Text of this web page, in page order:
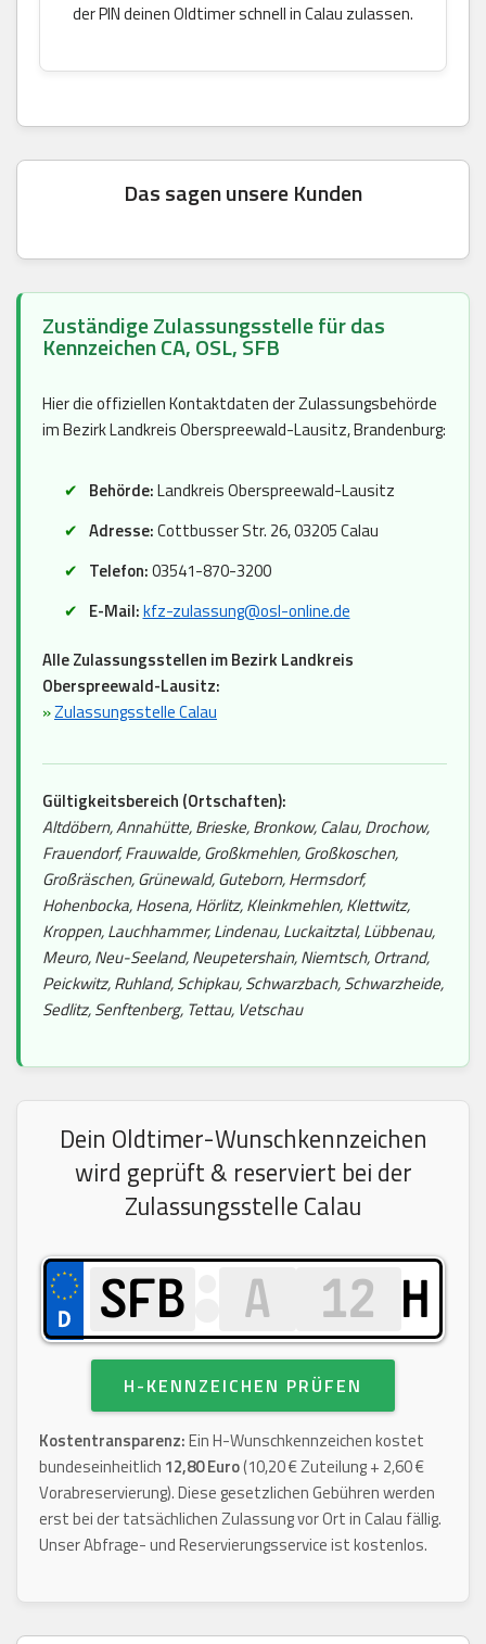
der PIN deinen Oldtimer schnell in Calau zulassen.
Das sagen unsere Kunden
Zuständige Zulassungsstelle für das
Kennzeichen CA, OSL, SFB
Hier die offiziellen Kontaktdaten der Zulassungsbehörde
im Bezirk Landkreis Oberspreewald-Lausitz, Brandenburg:
Behörde:Landkreis Oberspreewald-Lausitz
Adresse:Cottbusser Str. 26, 03205 Calau
Telefon:03541-870-3200
E-Mail:kfz-zulassung@osl-online.de
Alle Zulassungsstellen im Bezirk Landkreis
Oberspreewald-Lausitz:
»Zulassungsstelle Calau
Gültigkeitsbereich (Ortschaften):
Altdöbern, Annahütte, Brieske, Bronkow, Calau, Drochow,
Frauendorf, Frauwalde, Großkmehlen, Großkoschen,
Großräschen, Grünewald, Guteborn, Hermsdorf,
Hohenbocka, Hosena, Hörlitz, Kleinkmehlen, Klettwitz,
Kroppen, Lauchhammer, Lindenau, Luckaitztal, Lübbenau,
Meuro, Neu-Seeland, Neupetershain, Niemtsch, Ortrand,
Peickwitz, Ruhland, Schipkau, Schwarzbach, Schwarzheide,
Sedlitz, Senftenberg, Tettau, Vetschau
Dein Oldtimer-Wunschkennzeichen
wird geprüft & reserviert bei der
Zulassungsstelle Calau
H
H-KENNZEICHEN PRÜFEN
Kostentransparenz:Ein H-Wunschkennzeichen kostet
bundeseinheitlich 12,80 Euro(10,20 € Zuteilung + 2,60 €
Vorabreservierung). Diese gesetzlichen Gebühren werden
erst bei der tatsächlichen Zulassung vor Ort in Calau fällig.
Unser Abfrage- und Reservierungsservice ist kostenlos.